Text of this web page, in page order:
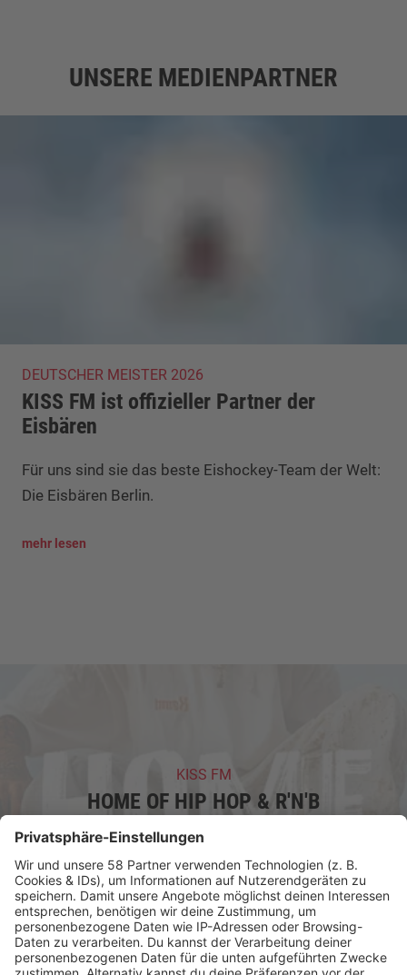
UNSERE MEDIENPARTNER
DEUTSCHER MEISTER 2026
KISS FM ist offizieller Partner der
Eisbären
Für uns sind sie das beste Eishockey-Team der Welt:
Die Eisbären Berlin.
mehr lesen
KISS FM
HOME OF HIP HOP & R'N'B
Non-Stop Hip Hop & R'n'B für ganz Deutschland. Die
heißesten Tracks, exklusive Shows und dein urbaner
Sound. Jetzt live hören!
mehr lesen